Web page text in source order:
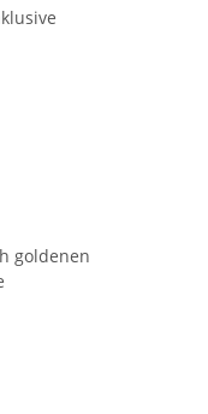
goldenen